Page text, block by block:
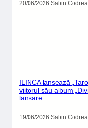
20/06/2026.Sabin
ILINCA lansează
viitorul său album
lansare
19/06/2026 Sabin